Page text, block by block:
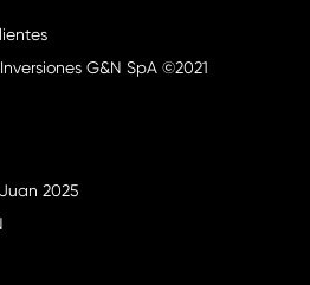
G&N SpA ©2021
2025